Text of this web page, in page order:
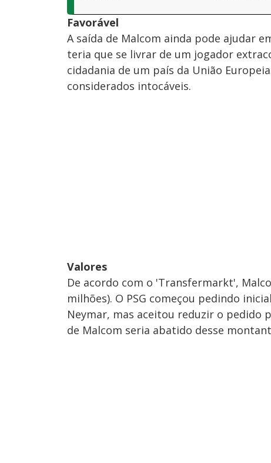
Favorável
A saída de Malcom ainda pode ajudar
teria que se livrar de um jogador
cidadania de um país da União
considerados intocáveis.
Valores
De acordo com o 'Transfermarkt',
milhões). O PSG começou pedindo
Neymar, mas aceitou reduzir o pedido
de Malcom seria abatido desse